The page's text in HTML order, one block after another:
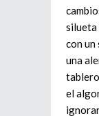
silueta
con un
una
el